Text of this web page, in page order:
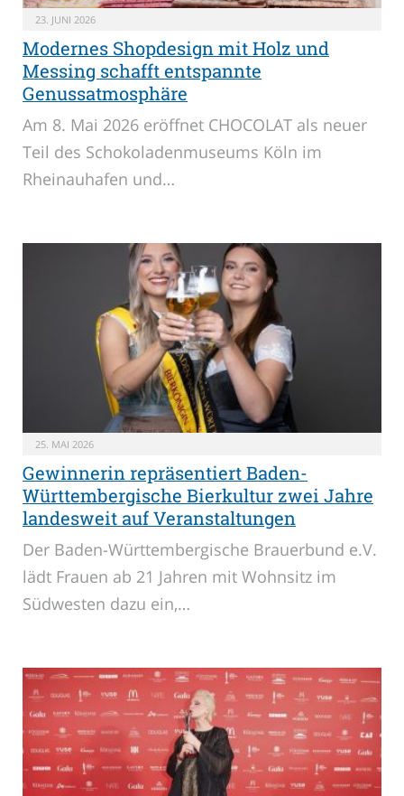
23. JUNI 2026
Modernes Shopdesign mit Holz und
Messing schafft entspannte
Genussatmosphäre
Am 8. Mai 2026 eröffnet CHOCOLAT als neuer
Teil des Schokoladenmuseums Köln im
Rheinauhafen und…
25. MAI 2026
Gewinnerin repräsentiert Baden-
Württembergische Bierkultur zwei Jahre
landesweit auf Veranstaltungen
Der Baden-Württembergische Brauerbund e.V.
lädt Frauen ab 21 Jahren mit Wohnsitz im
Südwesten dazu ein,…